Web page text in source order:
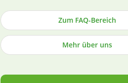
sein, einen Großteil der Rohstoffe in
Laboren in Deutschland und weisen
Veröffentlichung entsprechender
(im Regelfall direkt an der
Die Herstellung von Kapseln und
Deutschland (die wenigen
Zum FAQ-Bereich
Mehr über uns